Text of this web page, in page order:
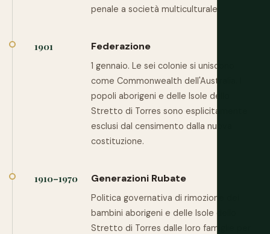
penale a società multiculturale.
1901 Federazione
1 gennaio. Le sei colonie si uniscono
come Commonwealth dell'Australia. I
popoli aborigeni e delle Isole dello
Stretto di Torres sono esplicitamente
esclusi dal censimento dalla nuova
costituzione.
1910–1970 Generazioni Rubate
Politica governativa di rimozione dei
bambini aborigeni e delle Isole dello
Stretto di Torres dalle loro famiglie per